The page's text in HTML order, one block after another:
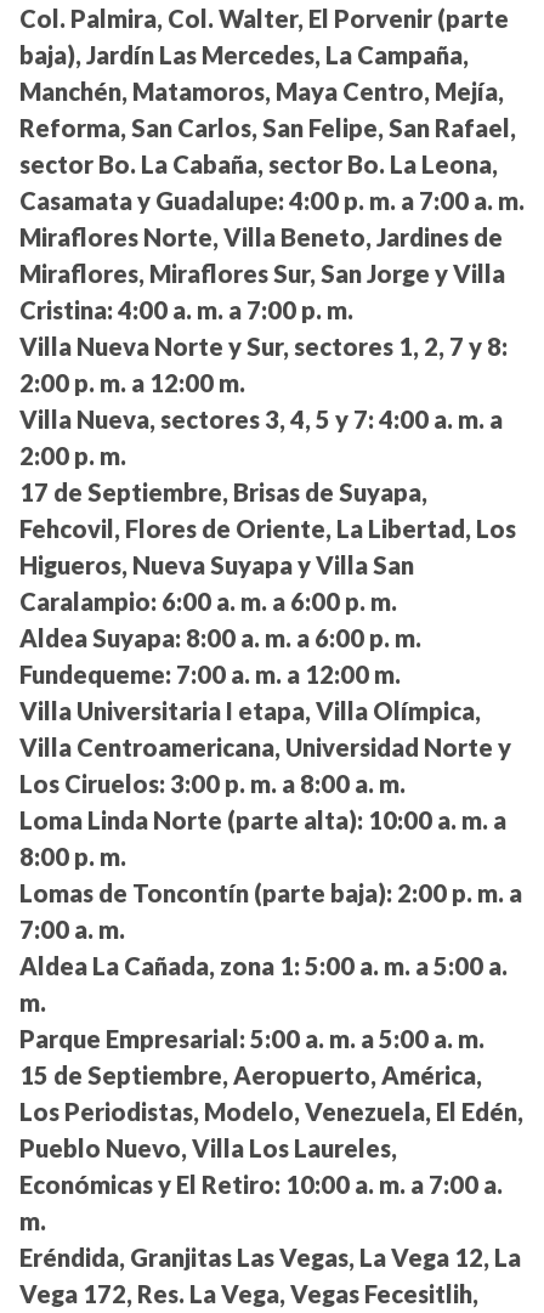
Col. Palmira, Col. Walter, El Porvenir (parte
baja), Jardín Las Mercedes, La Campaña,
Manchén, Matamoros, Maya Centro, Mejía,
Reforma, San Carlos, San Felipe, San Rafael,
sector Bo. La Cabaña, sector Bo. La Leona,
Casamata y Guadalupe: 4:00 p. m. a 7:00 a. m.
Miraflores Norte, Villa Beneto, Jardines de
Miraflores, Miraflores Sur, San Jorge y Villa
Cristina: 4:00 a. m. a 7:00 p. m.
Villa Nueva Norte y Sur, sectores 1, 2, 7 y 8:
2:00 p. m. a 12:00 m.
Villa Nueva, sectores 3, 4, 5 y 7: 4:00 a. m. a
2:00 p. m.
17 de Septiembre, Brisas de Suyapa,
Fehcovil, Flores de Oriente, La Libertad, Los
Higueros, Nueva Suyapa y Villa San
Caralampio: 6:00 a. m. a 6:00 p. m.
Aldea Suyapa: 8:00 a. m. a 6:00 p. m.
Fundequeme: 7:00 a. m. a 12:00 m.
Villa Universitaria I etapa, Villa Olímpica,
Villa Centroamericana, Universidad Norte y
Los Ciruelos: 3:00 p. m. a 8:00 a. m.
Loma Linda Norte (parte alta): 10:00 a. m. a
8:00 p. m.
Lomas de Toncontín (parte baja): 2:00 p. m. a
7:00 a. m.
Aldea La Cañada, zona 1: 5:00 a. m. a 5:00 a.
m.
Parque Empresarial: 5:00 a. m. a 5:00 a. m.
15 de Septiembre, Aeropuerto, América,
Los Periodistas, Modelo, Venezuela, El Edén,
Pueblo Nuevo, Villa Los Laureles,
Económicas y El Retiro: 10:00 a. m. a 7:00 a.
m.
Eréndida, Granjitas Las Vegas, La Vega 12, La
Vega 172, Res. La Vega, Vegas Fecesitlih,